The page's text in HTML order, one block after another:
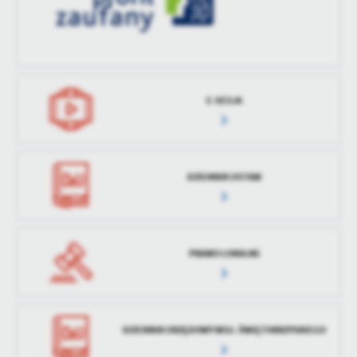
treści w postaci wiadomości, ofert, komunikatów mediów
społecznościowych.
E-SESJA
DZIENNIK USTAW
PRAWO LOKALNE
DZIENNIK URZĘDOWY WOJ. ŚWIĘTOKRZYSKIEGO